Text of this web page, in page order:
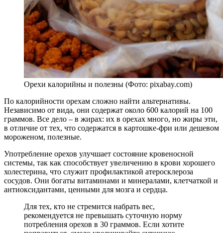
Орехи калорийны и полезны (Фото: pixabay.com)
По калорийности орехам сложно найти альтернативы.
Независимо от вида, они содержат около 600 калорий на 100
граммов. Все дело – в жирах: их в орехах много, но жиры эти,
в отличие от тех, что содержатся в картошке-фри или дешевом
мороженом, полезные.
Употребление орехов улучшает состояние кровеносной
системы, так как способствует увеличению в крови хорошего
холестерина, что служит профилактикой атеросклероза
сосудов. Они богаты витаминами и минералами, клетчаткой и
антиоксидантами, ценными для мозга и сердца.
Для тех, кто не стремится набрать вес,
рекомендуется не превышать суточную норму
потребления орехов в 30 граммов. Если хотите